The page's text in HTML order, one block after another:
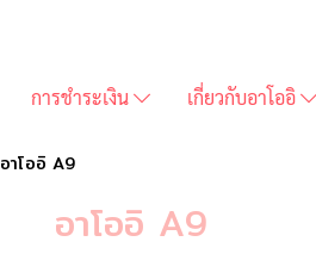
การชำระเงิน เกี่ยวกับอาโออิ
อาโออิ A9
อาโออิ A9